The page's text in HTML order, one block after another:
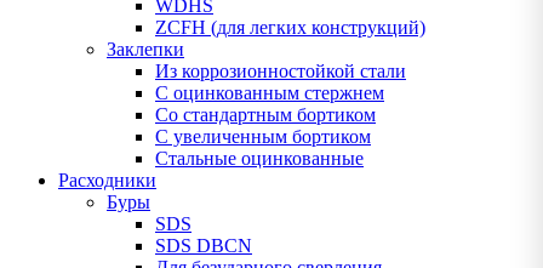
WDHS
ZCFH (для легких конструкций)
Заклепки
Из коррозионностойкой стали
С оцинкованным стержнем
Со стандартным бортиком
С увеличенным бортиком
Стальные оцинкованные
Расходники
Буры
SDS
SDS DBCN